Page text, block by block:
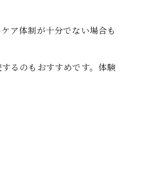
ア体制が十分でない場合も
るのもおすすめです。体験